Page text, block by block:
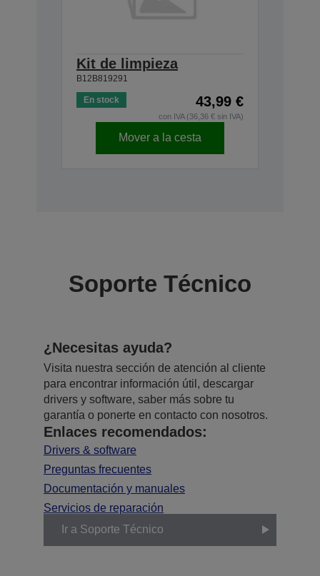
Kit de limpieza
B12B819291
En stock 43,99 €
con IVA (36,36 € sin IVA)
Mover a la cesta
Soporte Técnico
¿Necesitas ayuda?
Visita nuestra sección de atención al cliente
para encontrar información útil, descargar
drivers y software, saber más sobre tu
garantía o ponerte en contacto con nosotros.
Enlaces recomendados:
Drivers & software
Preguntas frecuentes
Documentación y manuales
Servicios de reparación
Ir a Soporte Técnico